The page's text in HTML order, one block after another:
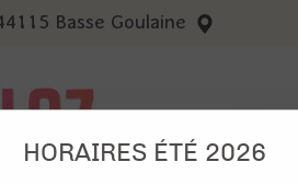
Basse Goulaine
HORAIRES ÉTÉ 2026